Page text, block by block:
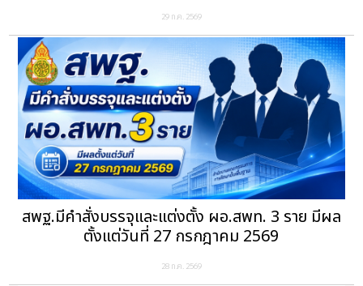
29 ก.ค. 2569
สพฐ.มีคำสั่งบรรจุและแต่งตั้ง ผอ.สพท. 3 ราย มีผล
ตั้งแต่วันที่ 27 กรกฎาคม 2569
28 ก.ค. 2569